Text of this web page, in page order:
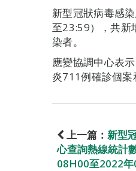
新型冠狀病毒感
至23:59），共新
染者。
應變協調中心表
炎711例確診個案
上一篇： 新型
心查詢熱線統計
08H00至2022